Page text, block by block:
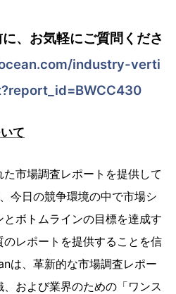
、お気軽にご質問くださ
industry-verti
て
市場調査レポートを提供して
今日の競争環境の中で市場シ
ボトムラインの目標を達成す
レポートを提供することを信
は、革新的な市場調査レポー
、および業界のための「ワンス